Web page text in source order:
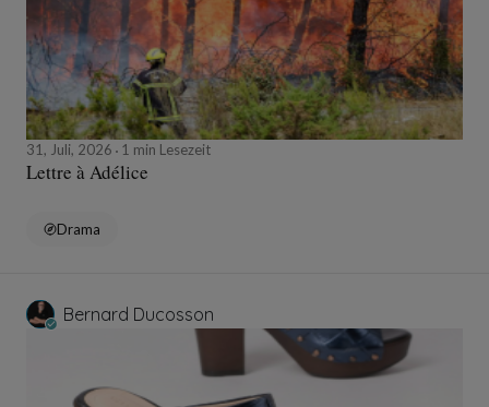
31, Juli, 2026 1 min Lesezeit
Lettre à Adélice
Drama
Bernard Ducosson